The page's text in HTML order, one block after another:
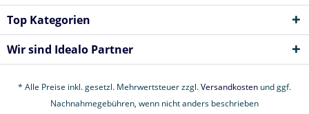
Top Kategorien
Wir sind Idealo Partner
* Alle Preise inkl. gesetzl. Mehrwertsteuer zzgl.Versandkosten und ggf.
Nachnahmegebühren, wenn nicht anders beschrieben